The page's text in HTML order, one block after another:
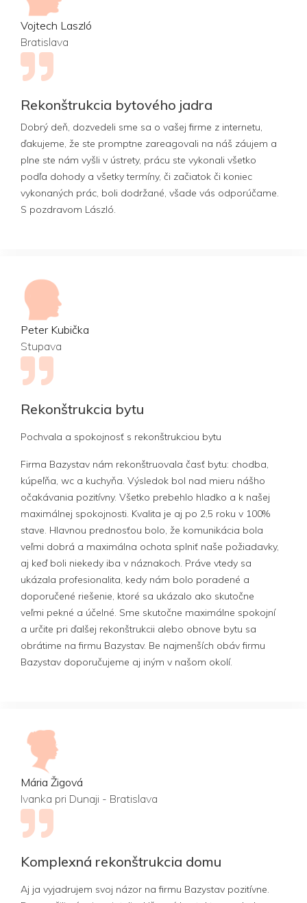
Vojtech Laszló
Bratislava
Rekonštrukcia bytového jadra
Dobrý deň, dozvedeli sme sa o vašej firme z internetu,
ďakujeme, že ste promptne zareagovali na náš záujem a
plne ste nám vyšli v ústrety, prácu ste vykonali všetko
podľa dohody a všetky termíny, či začiatok či koniec
vykonaných prác, boli dodržané, všade vás odporúčame.
S pozdravom László.
Peter Kubička
Stupava
Rekonštrukcia bytu
Pochvala a spokojnosť s rekonštrukciou bytu
Firma Bazystav nám rekonštruovala časť bytu: chodba,
kúpeľňa, wc a kuchyňa. Výsledok bol nad mieru nášho
očakávania pozitívny. Všetko prebehlo hladko a k našej
maximálnej spokojnosti. Kvalita je aj po 2,5 roku v 100%
stave. Hlavnou prednosťou bolo, že komunikácia bola
veľmi dobrá a maximálna ochota splniť naše požiadavky,
aj keď boli niekedy iba v náznakoch. Práve vtedy sa
ukázala profesionalita, kedy nám bolo poradené a
doporučené riešenie, ktoré sa ukázalo ako skutočne
veľmi pekné a účelné. Sme skutočne maximálne spokojní
a určite pri ďalšej rekonštrukcii alebo obnove bytu sa
obrátime na firmu Bazystav. Be najmenších obáv firmu
Bazystav doporučujeme aj iným v našom okolí.
Mária Žigová
Ivanka pri Dunaji - Bratislava
Komplexná rekonštrukcia domu
Aj ja vyjadrujem svoj názor na firmu Bazystav pozitívne.